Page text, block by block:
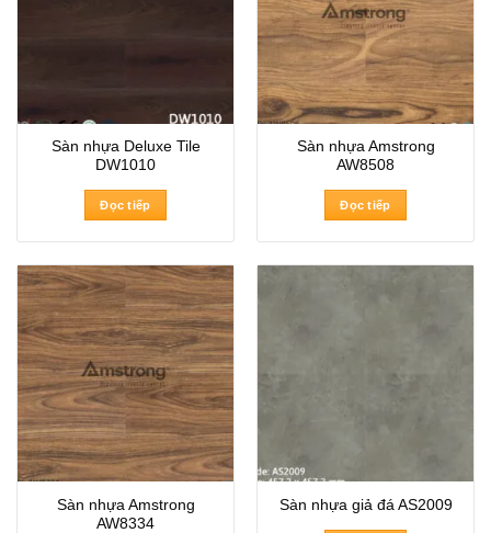
Sàn nhựa Deluxe Tile
DW1010
Đọc tiếp
Sàn nhựa Amstrong
AW8508
Đọc tiếp
Sàn nhựa Amstrong
AW8334
Sàn nhựa giả đá AS2009